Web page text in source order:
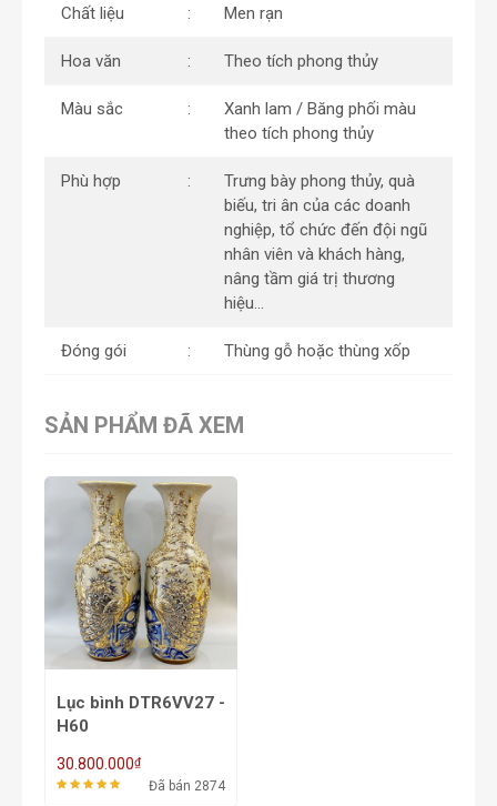
Chất liệu Men rạn
Hoa văn Theo tích phong thủy
Màu sắc
Xanh lam / Băng phối màu
theo tích phong thủy
Phù hợp
Trưng bày phong thủy, quà
biếu, tri ân của các doanh
nghiệp, tổ chức đến đội ngũ
nhân viên và khách hàng,
nâng tầm giá trị thương
hiệu…
Đóng gói Thùng gỗ hoặc thùng xốp
SẢN PHẨM ĐÃ XEM
Lục bình DTR6VV27 -
H60
30.800.000₫
Đã bán 2874